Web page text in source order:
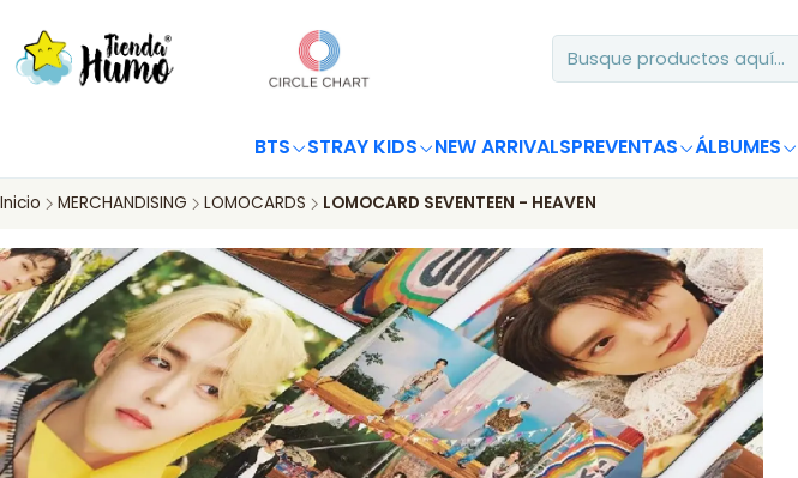
BTS STRAY KIDS NEW ARRIVALSPREVENTAS ÁLBUMES
Inicio MERCHANDISING LOMOCARDS LOMOCARD SEVENTEEN - HEAVEN